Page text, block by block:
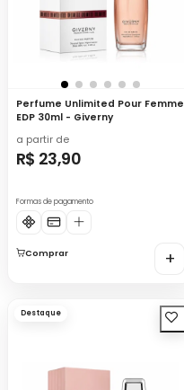
Perfume Unlimited Pour Femme
EDP 30ml - Giverny
a partir de
R$ 23,90
Formas de pagamento
Comprar +
Destaque